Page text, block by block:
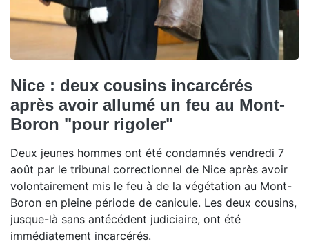
Nice : deux cousins incarcérés
après avoir allumé un feu au Mont-
Boron "pour rigoler"
Deux jeunes hommes ont été condamnés vendredi 7
août par le tribunal correctionnel de Nice après avoir
volontairement mis le feu à de la végétation au Mont-
Boron en pleine période de canicule. Les deux cousins,
jusque-là sans antécédent judiciaire, ont été
immédiatement incarcérés.